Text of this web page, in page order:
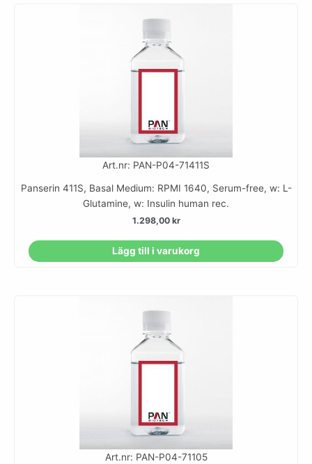
Art.nr: PAN-P04-71411S
Panserin 411S, Basal Medium: RPMI 1640, Serum-free, w: L-
Glutamine, w: Insulin human rec.
1.298,00 kr
Lägg till i varukorg
Art.nr: PAN-P04-71105